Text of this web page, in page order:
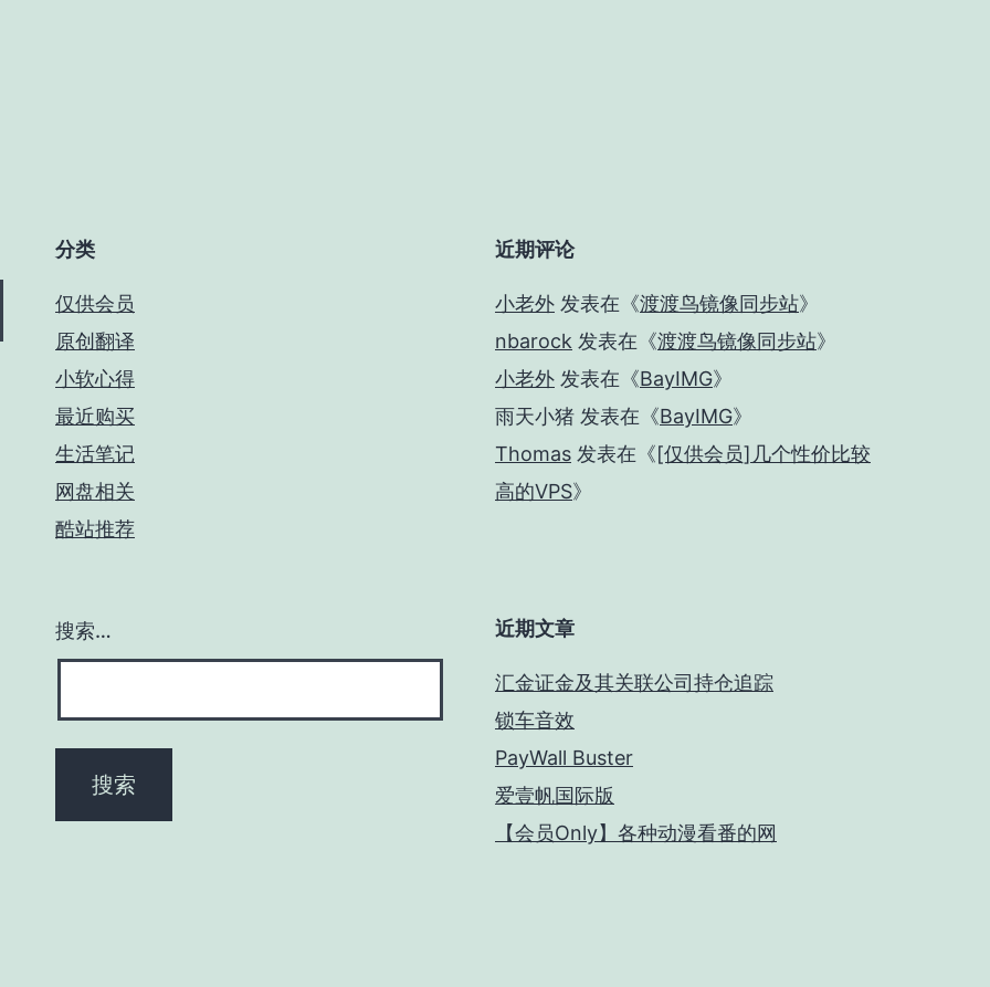
分类
仅供会员
原创翻译
小软心得
最近购买
生活笔记
网盘相关
酷站推荐
近期评论
小老外 发表在《渡渡鸟镜像同步站》
nbarock 发表在《渡渡鸟镜像同步站》
小老外 发表在《BayIMG》
雨天小猪 发表在《BayIMG》
Thomas 发表在《[仅供会员]几个性价比较
高的VPS》
搜索… 近期文章
汇金证金及其关联公司持仓追踪
锁车音效
PayWall Buster
爱壹帆国际版
【会员Only】各种动漫看番的网